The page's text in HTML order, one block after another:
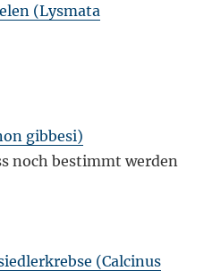
(Lysmata
gibbesi)
noch bestimmt werden
(Calcinus